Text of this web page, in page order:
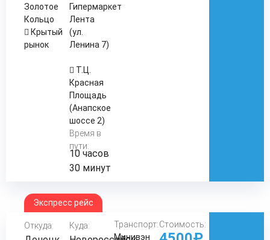
Золотое
Кольцо
Крытый
рынок
Гипермаркет
Лента
(ул.
Ленина 7)
Т.Ц.
Красная
Площадь
(Анапское
шоссе 2)
Время в
пути:
10 часов
30 минут
Экспресс рейс
Откуда: Куда:
Транспорт:
Минивэн
Стоимость: